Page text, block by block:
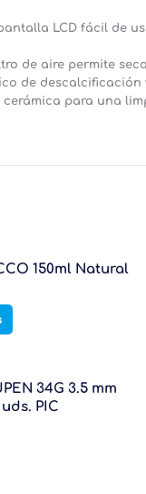
pantalla LCD fácil
de aire permite
de descalcificación
cerámica para una
150ml Natural
producto
variantes.
Las
34G 3.5 mm
PIC